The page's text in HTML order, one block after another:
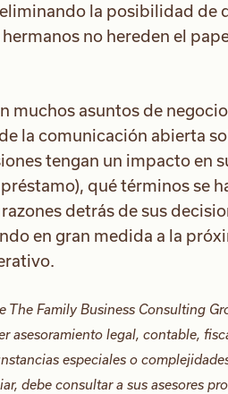
la posibilidad de
no hereden el
muchos asuntos de
la comunicación abierta
tengan un impacto en
qué términos se
detrás de sus
en gran medida a la
The Family Business Consulting
asesoramiento legal, contable,
especiales o
debe consultar a sus asesores